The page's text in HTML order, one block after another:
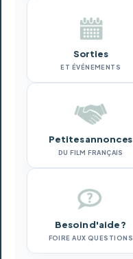
Sorties
ET ÉVÉNEMENTS
Petites annonces
DU FILM FRANÇAIS
Besoin d'aide ?
FOIRE AUX QUESTIONS